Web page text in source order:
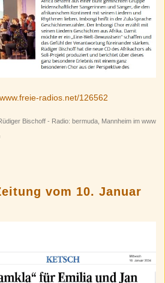
radios.net/126562
Bischoff - Radio: bermuda, Mannheim im www
vom 10. Januar